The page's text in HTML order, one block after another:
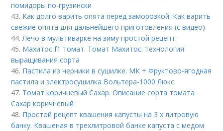
помидоры по-грузински
43. Как долго варить опята перед заморозкой. Как варить
свежие опята для дальнейшего приготовления (с видео)
44.Лечо в мультиварке на зиму простой рецепт.
45. Махитос f1 томат. Томат Махитос: технология
выращивания сорта
46. Пастила из черники в сушилке. МК + Фруктово-ягодная
пастила и электросушилка Вольтера-1000 Люкс
47. Томат коричневый Сахар. Описание сорта томата
Сахар коричневый
48. Простой рецепт квашения капусты на 3 х литровую
банку. Квашеная в трехлитровой банке капуста с медом